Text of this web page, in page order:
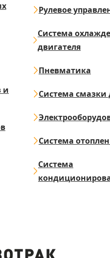
и
Рулевое
Система
двигателя
Пневматика
Система смазки
Система
Система